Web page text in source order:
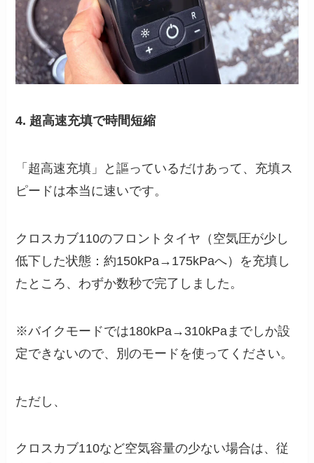
4. 超高速充填で時間短縮
「超高速充填」と謳っているだけあって、充填ス
ピードは本当に速いです。
クロスカブ110のフロントタイヤ（空気圧が少し
低下した状態：約150kPa→175kPaへ）を充填し
たところ、わずか数秒で完了しました。
※バイクモードでは180kPa→310kPaまでしか設
定できないので、別のモードを使ってください。
ただし、
クロスカブ110など空気容量の少ない場合は、従